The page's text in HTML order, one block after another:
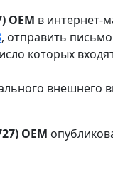
OEM в интернет-
, отправить
которых
внешнего
OEM